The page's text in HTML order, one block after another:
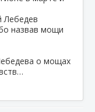
Лебедев
назвав мощи
о мощах